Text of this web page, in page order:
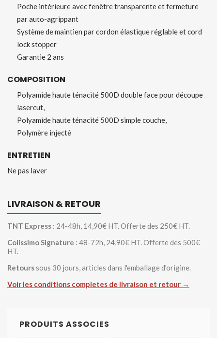
Poche intérieure avec fenêtre transparente et fermeture
par auto-agrippant
Système de maintien par cordon élastique réglable et cord
lock stopper
Garantie 2 ans
COMPOSITION
Polyamide haute ténacité 500D double face pour découpe
lasercut,
Polyamide haute ténacité 500D simple couche,
Polymère injecté
ENTRETIEN
Ne pas laver
LIVRAISON & RETOUR
TNT Express : 24-48h, 14,90€ HT. Offerte des 250€ HT.
Colissimo Signature : 48-72h, 24,90€ HT. Offerte des 500€
HT.
Retourssous 30 jours, articles dans l'emballage d'origine.
Voir les conditions completes de livraison et retour →
PRODUITS ASSOCIES